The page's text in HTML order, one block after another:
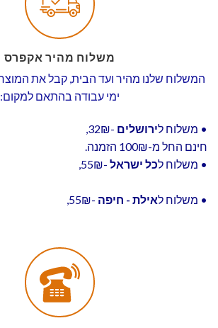
משלוח מהיר אקפרס
ימי עבודה בהתאם למקום:
• משלוח לירושלים -32₪,
חינם החל מ-100₪ הזמנה.
• משלוח לכל ישראל -55₪,
• משלוח לאילת - חיפה -55₪,